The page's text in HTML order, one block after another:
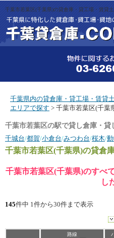
千葉市若葉区(千葉県)の貸倉庫・貸工場・賃貸土
千葉県内の貸倉庫・貸工場・賃貸
エリアで探す > 千葉市若葉区(千葉
千葉市若葉区の駅で貸し倉庫・貸
千城台/都賀/小倉台/みつわ台/桜木/
千葉市若葉区(千葉県)の貸倉
千葉市若葉区(千葉県)のすべ
し
145件中 1件から30件まで表示
路線